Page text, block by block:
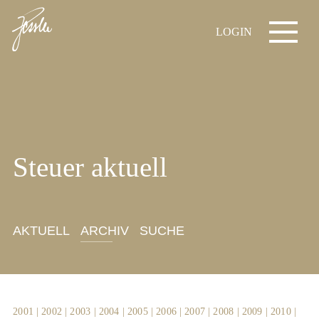
LOGIN
Steuer aktuell
AKTUELL ARCHIV SUCHE
2001 |2002 |2003 2004 2005| 2006 |2007 |2008 2009 2010|